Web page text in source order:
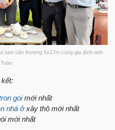
tum sân thượng 5x17m cùng gia đình anh
Toàn
kết:
goimới nhất
nhà ởxây thô mới nhất
mới nhất